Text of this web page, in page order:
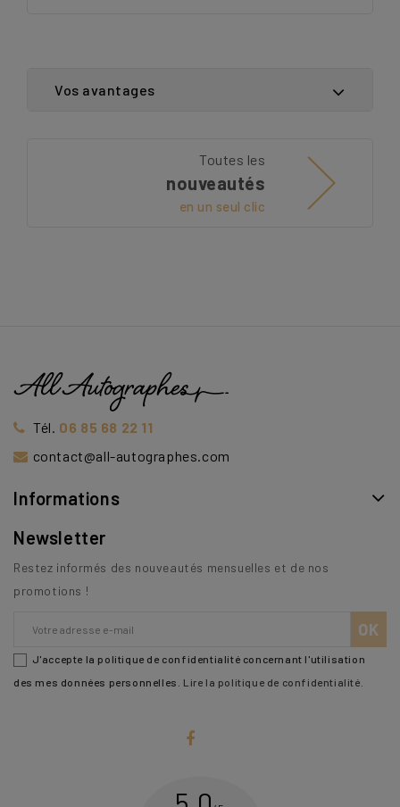
Vos avantages
Toutes les
nouveautés
en un seul clic
Tél. 06 85 68 22 11
contact@all-autographes.com
Informations
Newsletter
Restez informés des nouveautés mensuelles et de nos
promotions !
J'accepte la politique de confidentialité concernant l'utilisation
des mes données personnelles. Lire la politique de confidentialité